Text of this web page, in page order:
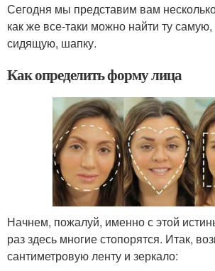
Сегодня мы представим вам
как же все-таки можно найти ту
сидящую, шапку.
Как определить форму лица
Начнем, пожалуй, именно с этой
раз здесь многие стопорятся. Итак,
сантиметровую ленту и зеркало: